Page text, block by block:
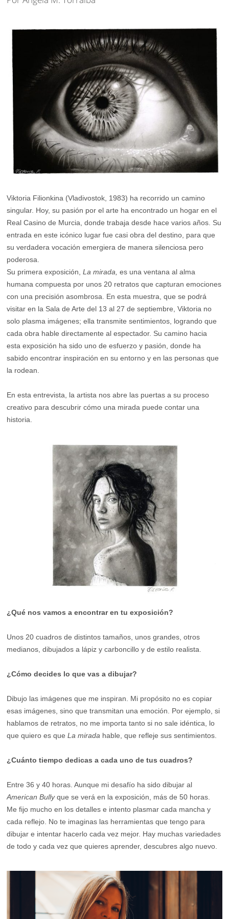
Viktoria Filionkina (Vladivostok, 1983) ha recorrido un camino
singular. Hoy, su pasión por el arte ha encontrado un hogar en el
Real Casino de Murcia, donde trabaja desde hace varios años. Su
entrada en este icónico lugar fue casi obra del destino, para que
su verdadera vocación emergiera de manera silenciosa pero
poderosa.
Su primera exposición,La mirada, es una ventana al alma
humana compuesta por unos 20 retratos que capturan emociones
con una precisión asombrosa. En esta muestra, que se podrá
visitar en la Sala de Arte del 13 al 27 de septiembre, Viktoria no
solo plasma imágenes; ella transmite sentimientos, logrando que
cada obra hable directamente al espectador. Su camino hacia
esta exposición ha sido uno de esfuerzo y pasión, donde ha
sabido encontrar inspiración en su entorno y en las personas que
la rodean.
En esta entrevista, la artista nos abre las puertas a su proceso
creativo para descubrir cómo una mirada puede contar una
historia.
¿Qué nos vamos a encontrar en tu exposición?
Unos 20 cuadros de distintos tamaños, unos grandes, otros
medianos, dibujados a lápiz y carboncillo y de estilo realista.
¿Cómo decides lo que vas a dibujar?
Dibujo las imágenes que me inspiran. Mi propósito no es copiar
esas imágenes, sino que transmitan una emoción. Por ejemplo, si
hablamos de retratos, no me importa tanto si no sale idéntica, lo
que quiero es queLa mirada hable, que refleje sus sentimientos.
¿Cuánto tiempo dedicas a cada uno de tus cuadros?
Entre 36 y 40 horas. Aunque mi desafío ha sido dibujar al
American Bullyque se verá en la exposición, más de 50 horas.
Me fijo mucho en los detalles e intento plasmar cada mancha y
cada reflejo. No te imaginas las herramientas que tengo para
dibujar e intentar hacerlo cada vez mejor. Hay muchas variedades
de todo y cada vez que quieres aprender, descubres algo nuevo.